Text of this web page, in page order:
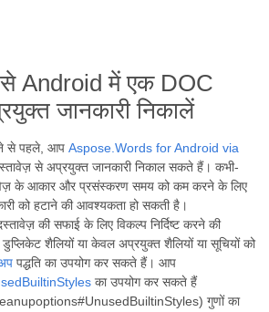
से Android में एक DOC
जानकारी निकालें
से पहले, आप Aspose.Words for Android via
से अप्रयुक्त जानकारी निकाल सकते हैं। कभी-
के आकार और प्रसंस्करण समय को कम करने के लिए
को हटाने की आवश्यकता हो सकती है।
की सफाई के लिए विकल्प निर्दिष्ट करने की
शैलियों या केवल अप्रयुक्त शैलियों या सूचियों को
पद्धति का उपयोग कर सकते हैं। आप
का उपयोग कर सकते हैं
गुणों का